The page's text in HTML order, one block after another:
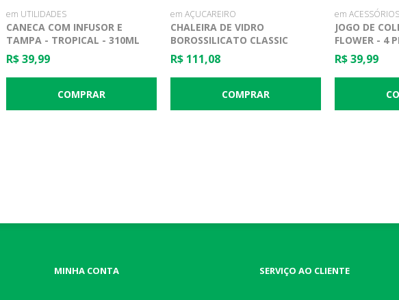
em UTILIDADES
CANECA COM INFUSOR E
TAMPA - TROPICAL - 310ML
R$ 39,99
em AÇUCAREIRO
CHALEIRA DE VIDRO
BOROSSILICATO CLASSIC
800ML - LYOR
R$ 111,08
em
JOGO DE
FLOWER - 4
GOURMET
R$ 39,99
MINHA CONTA SERVIÇO AO CLIENTE